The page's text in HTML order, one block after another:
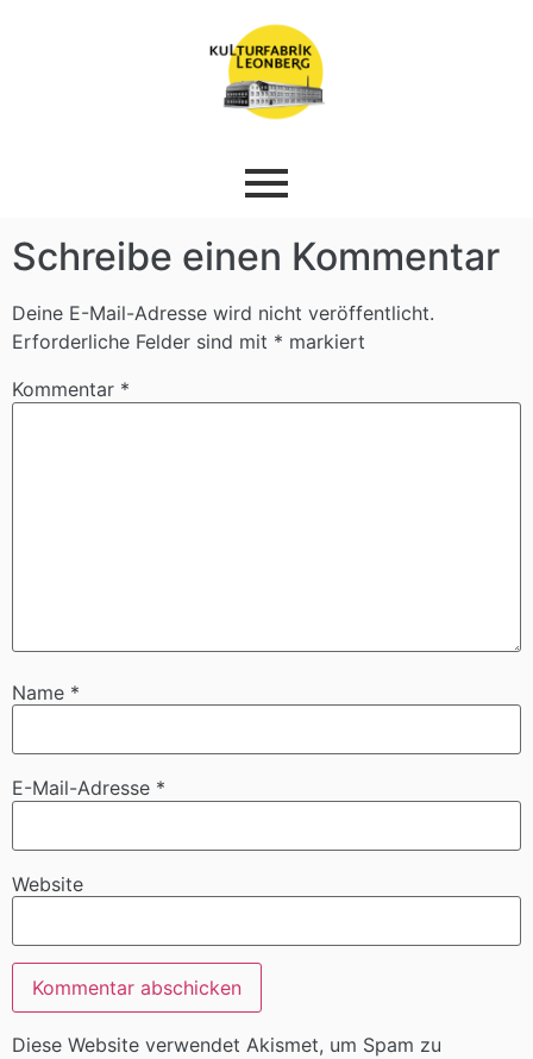
Schreibe einen Kommentar
Deine E-Mail-Adresse wird nicht veröffentlicht.
Erforderliche Felder sind mit * markiert
Kommentar *
Name *
E-Mail-Adresse *
Website
Diese Website verwendet Akismet, um Spam zu